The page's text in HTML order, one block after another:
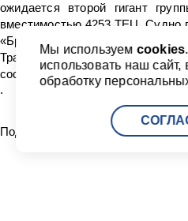
ожидается второй гигант
вместимостью 4253 TEU. Судно
«Бронка» после перехода
Транзитное время
составляет 37 дней
.
Поделиться:
Мы используем cookies
использовать наш
обработку